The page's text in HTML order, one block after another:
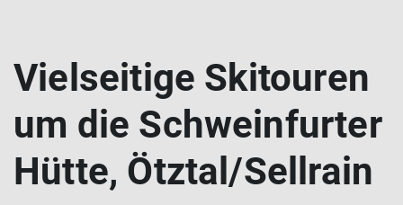
Vielseitige Skitouren
um die Schweinfurter
Hütte, Ötztal/Sellrain